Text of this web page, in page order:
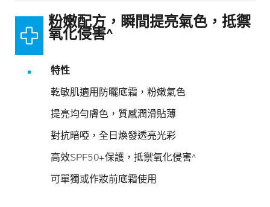
粉嫩配方，瞬間提亮氣色，抵禦
氧化侵害^
特性
乾敏肌適用防曬底霜，粉嫩氣色
提亮均勻膚色，質感潤滑貼薄
對抗暗啞，全日煥發透亮光彩
高效SPF50+保護，抵禦氧化侵害^
可單獨或作妝前底霜使用